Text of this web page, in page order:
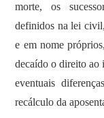
morte, os
definidos na lei
e em nome
decaído o direito ao
eventuais
recálculo da